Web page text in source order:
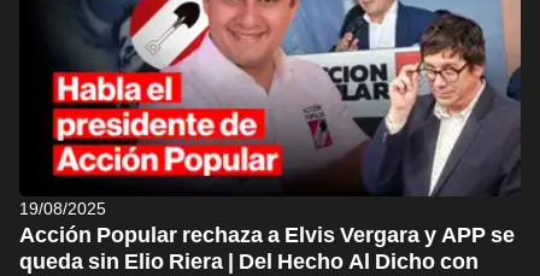
19/08/2025
Acción Popular rechaza a Elvis Vergara y APP se
queda sin Elio Riera | Del Hecho Al Dicho con